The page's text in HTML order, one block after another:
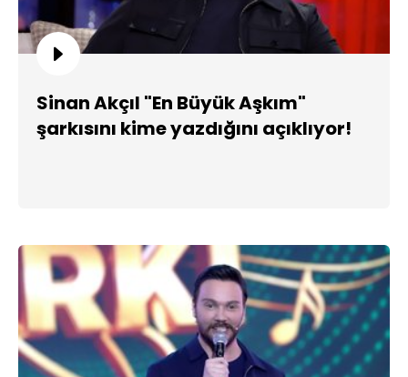
Sinan Akçıl "En Büyük Aşkım"
şarkısını kime yazdığını açıklıyor!